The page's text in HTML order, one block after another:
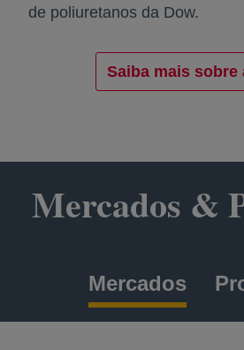
de poliuretanos da Dow.
Saiba mais sobre
Mercados &
Mercados